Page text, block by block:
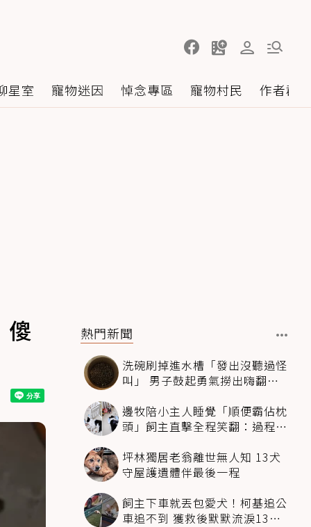
星室 寵物迷因 悼念專區 寵物村民 作者群
傻
熱門新聞
洗碗刷掉進水槽「發出沒聽過怪
叫」 男子鼓起勇氣撈出嗨翻：
邊牧陪小主人睡覺「順便霸佔枕
頭」飼主直擊全程笑翻：過程絲
坪林獨居老翁離世無人知 13犬
守屋護遺體伴最後一程
飼主下車就丟包愛犬！柯基追公
車追不到 獲救後默默流淚13萬